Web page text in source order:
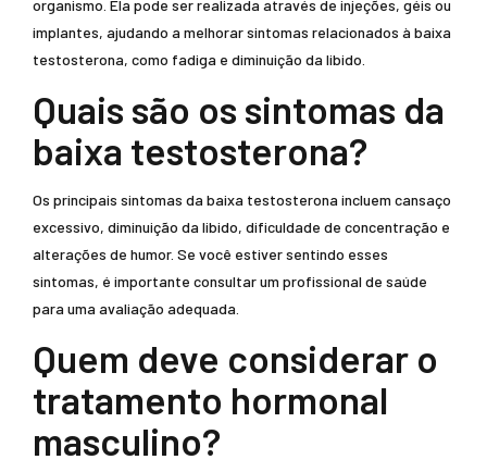
organismo. Ela pode ser realizada através de injeções, géis ou
implantes, ajudando a melhorar sintomas relacionados à baixa
testosterona, como fadiga e diminuição da libido.
Quais são os sintomas da
baixa testosterona?
Os principais sintomas da baixa testosterona incluem cansaço
excessivo, diminuição da libido, dificuldade de concentração e
alterações de humor. Se você estiver sentindo esses
sintomas, é importante consultar um profissional de saúde
para uma avaliação adequada.
Quem deve considerar o
tratamento hormonal
masculino?